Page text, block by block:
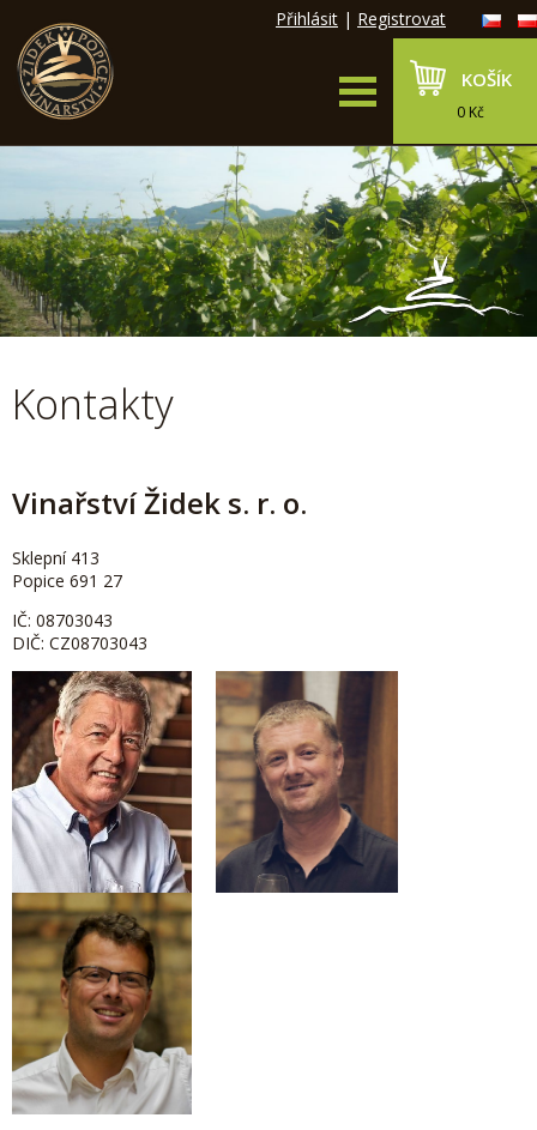
Přihlásit | Registrovat
KOŠÍK
0 Kč
Kontakty
Vinařství Židek s. r. o.
Sklepní 413
Popice 691 27
IČ: 08703043
DIČ: CZ08703043